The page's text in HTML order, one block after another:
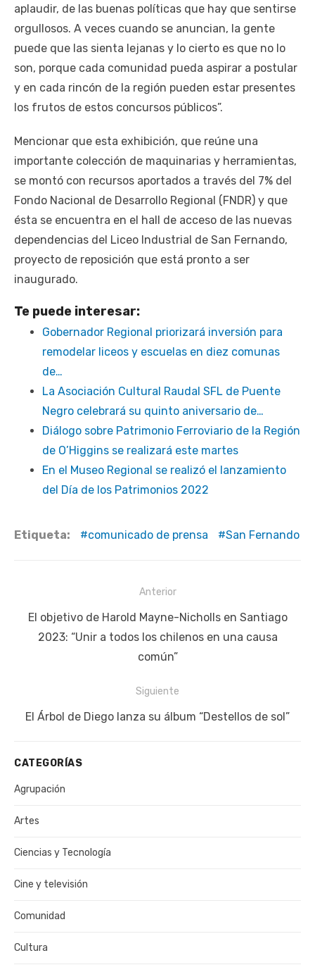
aplaudir, de las buenas políticas que hay que sentirse
orgullosos. A veces cuando se anuncian, la gente
puede que las sienta lejanas y lo cierto es que no lo
son, porque cada comunidad pueda aspirar a postular
y en cada rincón de la región pueden estar presentes
los frutos de estos concursos públicos”.
Mencionar que esta exhibición, que reúne una
importante colección de maquinarias y herramientas,
se montó con recursos aportados a través del 7% del
Fondo Nacional de Desarrollo Regional (FNDR) y que
ésta se encuentra en el hall de acceso de las nuevas
dependencias del Liceo Industrial de San Fernando,
proyecto de reposición que está pronto a ser
inaugurado.
Te puede interesar:
Gobernador Regional priorizará inversión para
remodelar liceos y escuelas en diez comunas
de…
La Asociación Cultural Raudal SFL de Puente
Negro celebrará su quinto aniversario de…
Diálogo sobre Patrimonio Ferroviario de la Región
de O’Higgins se realizará este martes
En el Museo Regional se realizó el lanzamiento
del Día de los Patrimonios 2022
Etiqueta: comunicado de prensa San Fernando
de
entradas
Anterior
Publicación
anterior:
El objetivo de Harold Mayne-Nicholls en Santiago
2023: “Unir a todos los chilenos en una causa
común”
Siguiente
Siguiente
El Árbol de Diego lanza su álbum “Destellos de sol”
CATEGORÍAS
Agrupación
Artes
Ciencias y Tecnología
Cine y televisión
Comunidad
Cultura